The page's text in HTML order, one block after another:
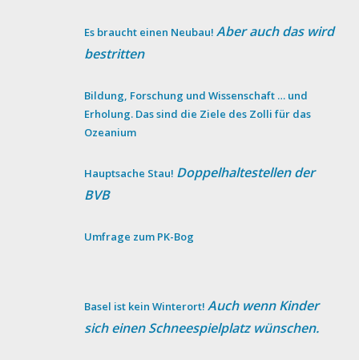
Es braucht einen Neubau!Aber auch das wird
bestritten
Bildung, Forschung und Wissenschaft … und
Erholung. Das sind die Ziele des Zolli für das
Ozeanium
Hauptsache Stau! Doppelhaltestellen der
BVB
Umfrage zum PK-Bog
Basel ist kein Winterort!Auch wenn Kinder
sich einen Schneespielplatz wünschen.